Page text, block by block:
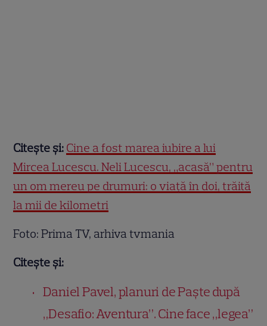
Citește și: Cine a fost marea iubire a lui
Mircea Lucescu. Neli Lucescu, „acasă” pentru
un om mereu pe drumuri: o viață în doi, trăită
la mii de kilometri
Foto: Prima TV, arhiva tvmania
Citește și:
Daniel Pavel, planuri de Paște după
„Desafio: Aventura”. Cine face „legea”